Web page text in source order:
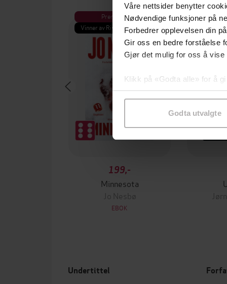
Våre nettsider benytter
Nødvendige funksjoner på
Forbedrer opplevelsen din
Gir oss en bedre forståelse
Gjør det mulig for oss å vise
Klikk på «Godta alle» for å
samtykke til spesifikke
Godta utvalgte
Premium
Vinner av Rivertonprisen
199,-
Minnesota
Jo Nesbø
EBOK
Første
Undertittel